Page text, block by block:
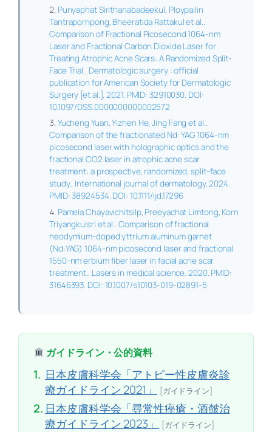
Punyaphat Sirithanabadeekul, Ploypailin
Tantrapornpong, Bheeratida Rattakul et al..
Comparison of Fractional Picosecond 1064-nm
Laser and Fractional Carbon Dioxide Laser for
Treating Atrophic Acne Scars: A Randomized Split-
Face Trial.. Dermatologic surgery : official
publication for American Society for Dermatologic
Surgery [et al.]. 2021. PMID: 32910030. DOI:
10.1097/DSS.0000000000002572
Yucheng Yuan, Yizhen He, Jing Fang et al..
Comparison of the fractionated Nd: YAG 1064-nm
picosecond laser with holographic optics and the
fractional CO2 laser in atrophic acne scar
treatment: a prospective, randomized, split-face
study.. International journal of dermatology. 2024.
PMID: 38924534. DOI: 10.1111/ijd.17296
Pamela Chayavichitsilp, Preeyachat Limtong, Korn
Triyangkulsri et al.. Comparison of fractional
neodymium-doped yttrium aluminum garnet
(Nd:YAG) 1064-nm picosecond laser and fractional
1550-nm erbium fiber laser in facial acne scar
treatment.. Lasers in medical science. 2020. PMID:
31646393. DOI: 10.1007/s10103-019-02891-5
ガイドライン・公的資料
1. 日本皮膚科学会「アトピー性皮膚炎診
療ガイドライン 2021」
[ガイドライン]
2. 日本皮膚科学会「尋常性痤瘡・酒皶治
療ガイドライン 2023」
[ガイドライン]